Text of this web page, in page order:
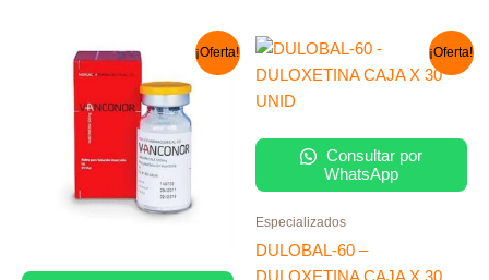
¡Oferta!
precio
original
era:
S/ 35.00.
precio
actual
es:
S/ 15.00.
¡Oferta!
Consultar por
WhatsApp
Especializados
DULOBAL-60 –
El
original actual